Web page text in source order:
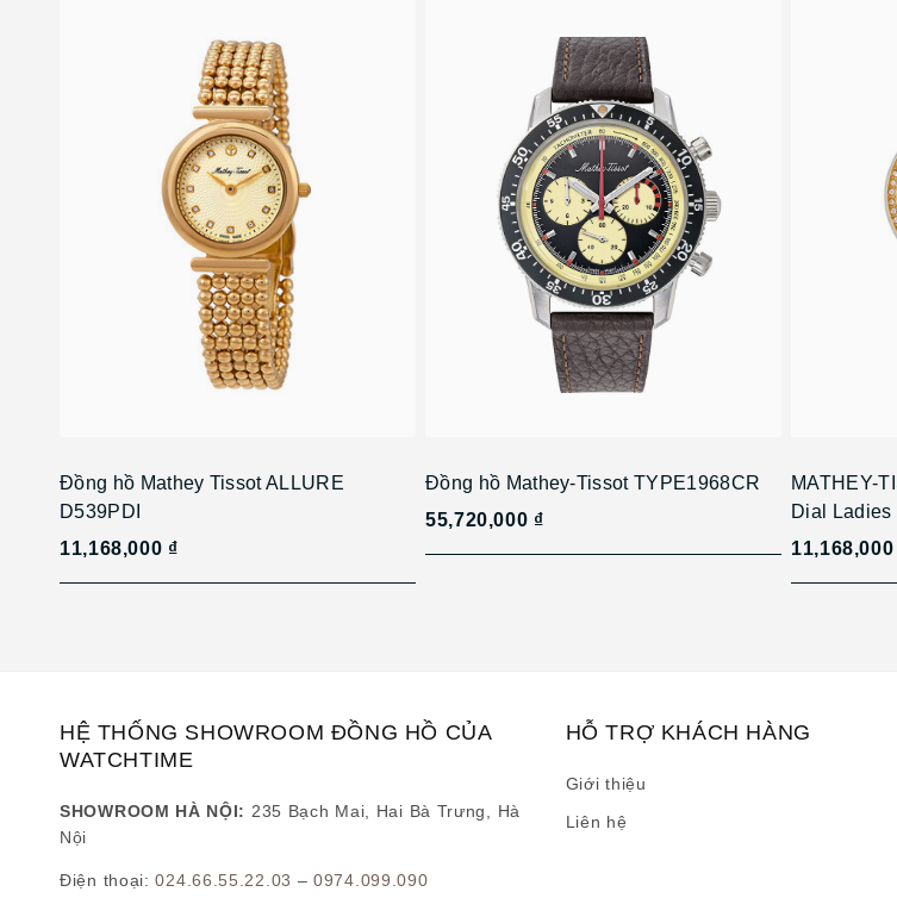
Đồng hồ Mathey Tissot ALLURE
D539PDI
11,168,000 ₫
Đồng hồ Mathey-Tissot TYPE1968CR
55,720,000 ₫
MATHEY-
Dial Ladies
11,168,000
HỆ THỐNG SHOWROOM ĐỒNG HỒ CỦA
WATCHTIME
SHOWROOM HÀ NỘI: 235 Bạch Mai, Hai Bà Trưng, Hà
Nội
Điện thoại:024.66.55.22.03 –0974.099.090
HỖ TRỢ KHÁCH HÀNG
Giới thiệu
Liên hệ